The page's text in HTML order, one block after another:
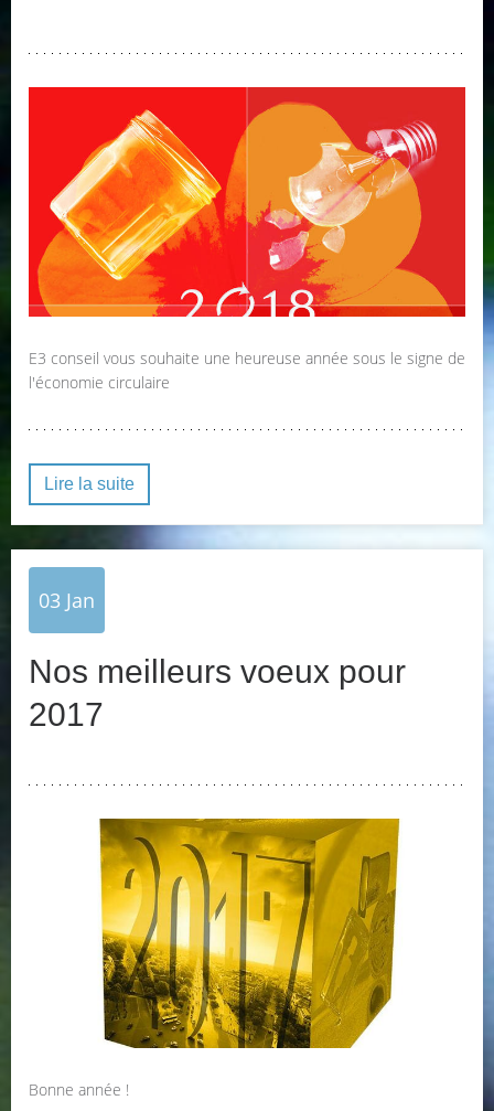
E3 conseil vous souhaite une heureuse année sous le signe de
l'économie circulaire
Lire la suite
03 Jan
Nos meilleurs voeux pour
2017
Bonne année !